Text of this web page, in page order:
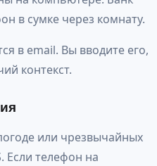
в сумке через комнату.
в email. Вы вводите его,
контекст.
или чрезвычайных
Если телефон на